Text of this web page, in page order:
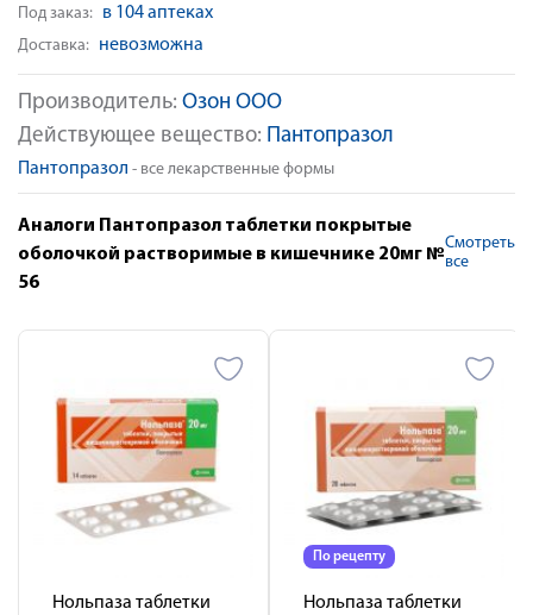
Производитель: Озон ООО
Действующее вещество: Пантопразол
Пантопразол - все лекарственные формы
Под заказ: в 104 аптеках
Доставка: невозможна
Аналоги Пантопразол таблетки покрытые
оболочкой растворимые в кишечнике 20мг №
56
Смотреть
все
Нольпаза таблетки
По рецепту
Нольпаза таблетки